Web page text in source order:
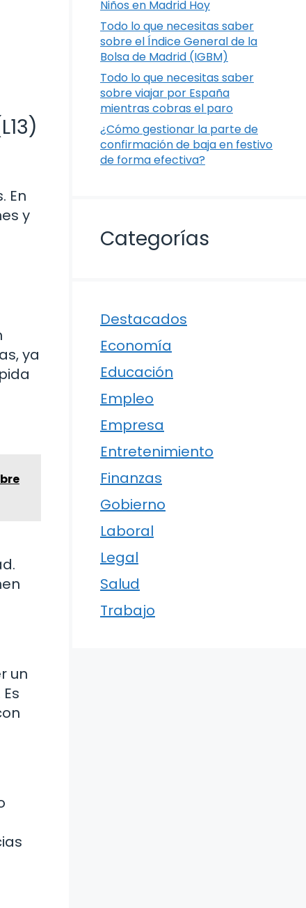
En
y
ya
un
Niños en Madrid Hoy
Todo lo que necesitas saber
sobre el Índice General de la
Bolsa de Madrid (IGBM)
Todo lo que necesitas saber
sobre viajar por España
mientras cobras el paro
¿Cómo gestionar la parte de
confirmación de baja en festivo
de forma efectiva?
Categorías
Destacados
Economía
Educación
Empleo
Empresa
Entretenimiento
Finanzas
Gobierno
Laboral
Legal
Salud
Trabajo